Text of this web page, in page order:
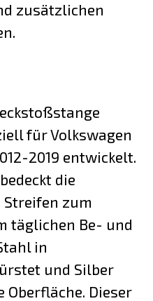
zusätzlichen
für Volkswagen
2019 entwickelt.
die
Streifen zum
täglichen Be- und
in
und Silber
Dieser